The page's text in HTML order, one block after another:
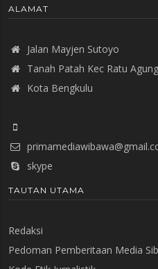
ALAMAT
Jalan Mayjen Sutoyo
Tanah Patah Kec Ratu Agung
Kota Bengkulu
skype
TAUTAN UTAMA
Redaksi
Pedoman Pemberitaan Media